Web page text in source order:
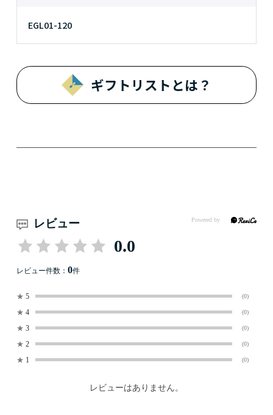
EGL01-120
ギフトリストとは？
レビュー
0.0
レビュー件数： 0件
★ 5 (0)
★ 4 (0)
★ 3 (0)
★ 2 (0)
★ 1 (0)
レビューはありません。